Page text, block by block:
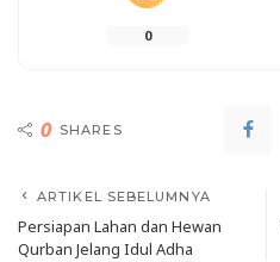
0
0 SHARES
ARTIKEL SEBELUMNYA
Persiapan Lahan dan Hewan
Qurban Jelang Idul Adha